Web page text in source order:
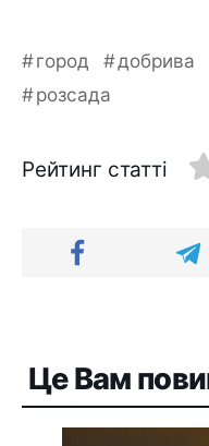
город добрива
розсада
Рейтинг статті
Це Вам